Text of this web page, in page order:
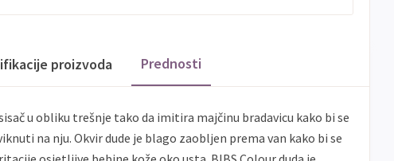
proizvoda Prednosti
u obliku trešnje tako da imitira majčinu bradavicu kako bi se
na nju. Okvir dude je blago zaobljen prema van kako bi se